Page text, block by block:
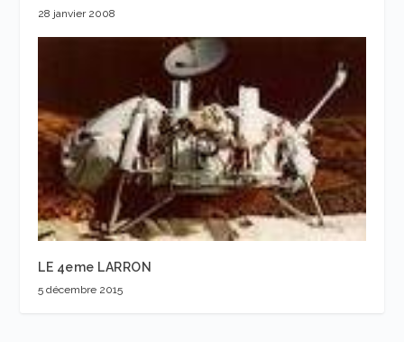
28 janvier 2008
LE 4eme LARRON
5 décembre 2015